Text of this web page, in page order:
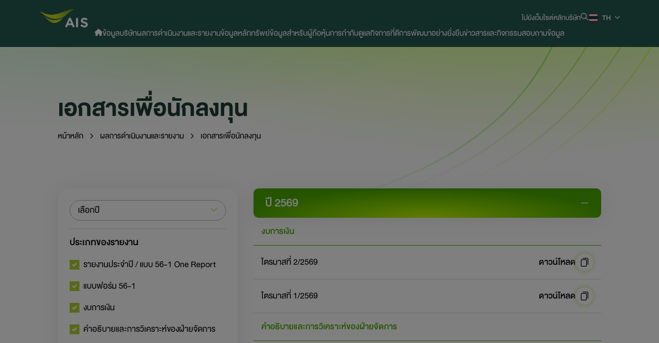
ไปยังเว็บไซต์หลักบริษัท TH
ข้อมูลบริษัทผลการดำเนินงานและรายงานข้อมูลหลักทรัพย์ข้อมูลสำหรับผู้ถือหุ้นการกำกับดูแลกิจการที่ดีการพัฒนาอย่างยั่งยืนข่าวสารและกิจกรรมสอบถามข้อมูล
เอกสารเพื่อนักลงทุน
หน้าหลัก ผลการดำเนินงานและรายงาน เอกสารเพื่อนักลงทุน
เลือกปี
ประเภทของรายงาน
รายงานประจำปี / แบบ 56-1 One Report
แบบฟอร์ม 56-1
งบการเงิน
คำอธิบายและการวิเคราะห์ของฝ่ายจัดการ
ปี 2569
งบการเงิน
ไตรมาสที่ 2/2569 ดาวน์โหลด
ไตรมาสที่ 1/2569 ดาวน์โหลด
คำอธิบายและการวิเคราะห์ของฝ่ายจัดการ